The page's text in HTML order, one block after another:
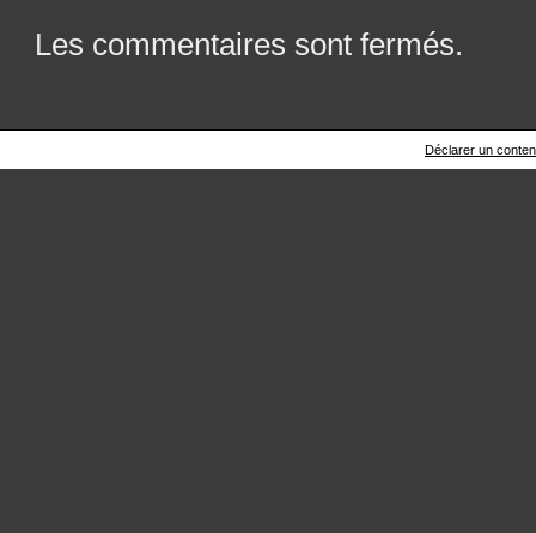
Les commentaires sont fermés.
Déclarer un